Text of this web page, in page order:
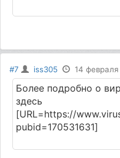
#7 iss305 14
Более подробно о
здесь
[URL=https://
pubid=170531631]